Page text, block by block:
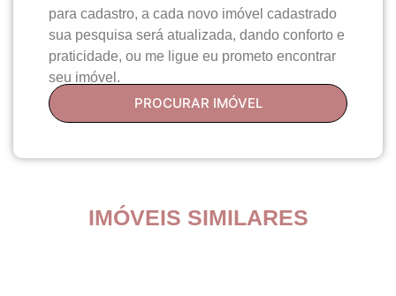
para cadastro, a cada novo imóvel cadastrado
sua pesquisa será atualizada, dando conforto e
praticidade, ou me ligue eu prometo encontrar
seu imóvel.
PROCURAR IMÓVEL
IMÓVEIS SIMILARES